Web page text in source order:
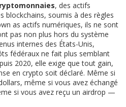
, des actifs
blockchains, soumis à des règles
as actifs numériques, ils ne sont
pas non plus hors du système
internes des États-Unis,
fédéraux ne fait plus semblant
2020, elle exige que tout gain,
en crypto soit déclaré. Même si
même si vous avez échangé
si vous avez reçu un airdrop —